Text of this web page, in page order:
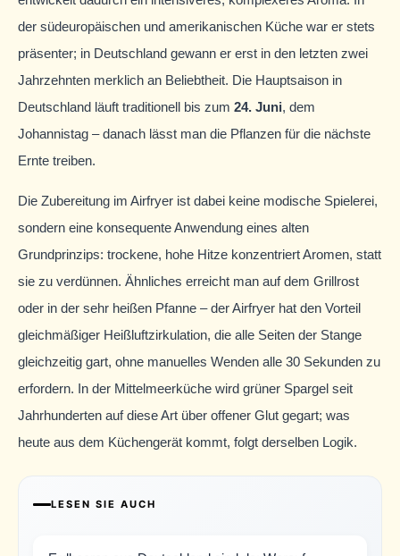
der südeuropäischen und amerikanischen Küche war er stets
präsenter; in Deutschland gewann er erst in den letzten zwei
Jahrzehnten merklich an Beliebtheit. Die Hauptsaison in
Deutschland läuft traditionell bis zum 24. Juni, dem
Johannistag – danach lässt man die Pflanzen für die nächste
Ernte treiben.
Die Zubereitung im Airfryer ist dabei keine modische Spielerei,
sondern eine konsequente Anwendung eines alten
Grundprinzips: trockene, hohe Hitze konzentriert Aromen, statt
sie zu verdünnen. Ähnliches erreicht man auf dem Grillrost
oder in der sehr heißen Pfanne – der Airfryer hat den Vorteil
gleichmäßiger Heißluftzirkulation, die alle Seiten der Stange
gleichzeitig gart, ohne manuelles Wenden alle 30 Sekunden zu
erfordern. In der Mittelmeerküche wird grüner Spargel seit
Jahrhunderten auf diese Art über offener Glut gegart; was
heute aus dem Küchengerät kommt, folgt derselben Logik.
LESEN SIE AUCH